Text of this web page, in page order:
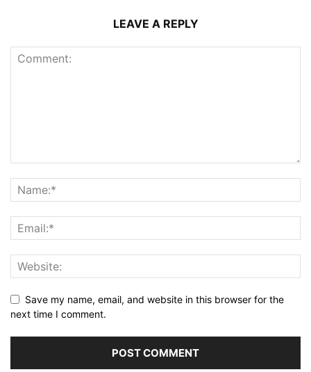
LEAVE A REPLY
Save my name, email, and website in this browser for the
next time I comment.